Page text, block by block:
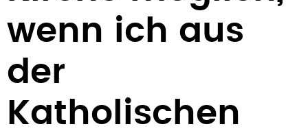
wenn ich aus
der
Katholischen